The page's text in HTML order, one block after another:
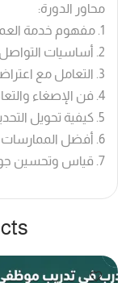
محاور الدورة:
1. مفهوم خدمة العملاء وأهميتها في تعزيز العلاقات التجارية.
2. أساسيات التواصل الفعال مع العملاء.
3. التعامل مع اعتراضات وشكاوى العملاء باحترافية.
4. فن الإصغاء والتعاطف مع العملاء لفهم احتياجاتهم.
5. كيفية تحويل التحديات إلى فرص لكسب ولاء العملاء.
6. أفضل الممارسات في بناء تجربة عملاء مميزة.
7. قياس وتحسين جودة خدمة العملاء بشكل مستمر.